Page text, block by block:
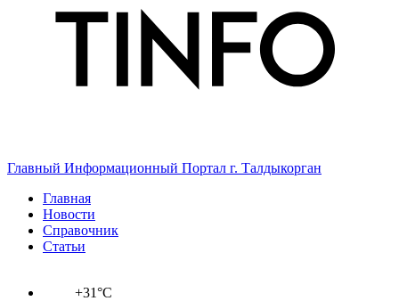
Главный Информационный Портал г. Талдыкорган
Главная
Новости
Справочник
Статьи
+31°C